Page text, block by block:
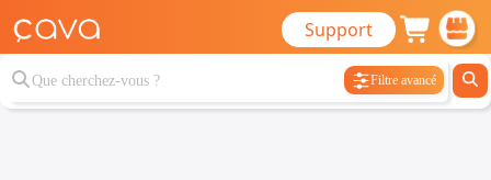
Support
Filtre avancé